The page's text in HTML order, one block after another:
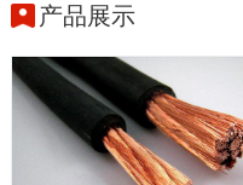
产品展示